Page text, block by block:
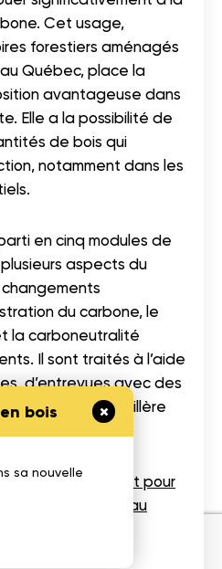
bois
sa nouvelle
Cet usage,
forestiers aménagés
Québec, place la
avantageuse dans
Elle a la possibilité de
de bois qui
notamment dans les
en cinq modules de
aspects du
du carbone, le
la carboneutralité
Il sont traités à l’aide
d’entrevues avec des
notre conseillère
cette formation et pour
le site du Réseau